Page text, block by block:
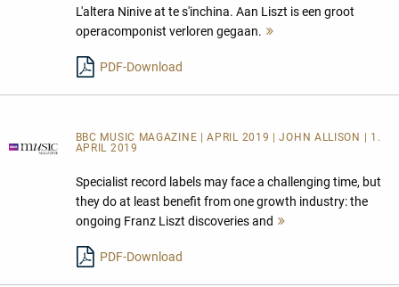
L'altera Ninive at te s'inchina. Aan Liszt is een groot
operacomponist verloren gegaan.
PDF-Download
BBC MUSIC MAGAZINE | APRIL 2019 | JOHN ALLISON | 1.
APRIL 2019
Specialist record labels may face a challenging time, but
they do at least benefit from one growth industry: the
ongoing Franz Liszt discoveries and
PDF-Download